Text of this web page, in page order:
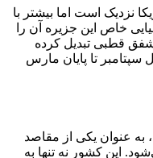
نزدیک است اما بیشتر با
خاص این جزیره آن را
شفق قطبی تبدیل کرده
سپتامبر تا پایان مارس
به عنوان یکی از مقاصد
این کشور نه تنها به